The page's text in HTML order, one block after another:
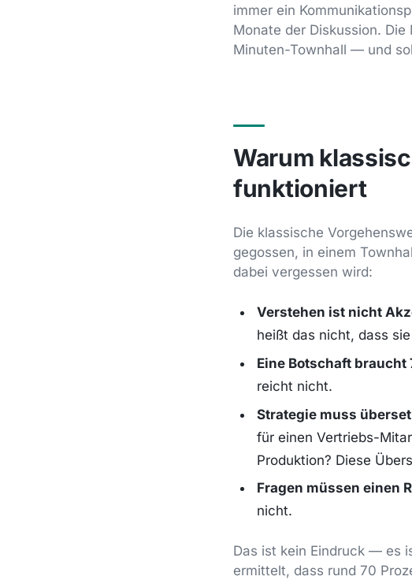
immer ein
Monate der Diskussion.
Minuten-Townhall — und
Warum
funktioniert
Die klassische
gegossen, in einem
dabei vergessen wird:
Verstehen ist nicht
heißt das nicht, dass
Eine Botschaft braucht
reicht nicht.
Strategie muss
für einen Vertriebs-
Produktion? Diese
Fragen müssen einen
nicht.
Das ist kein Eindruck — es
ermittelt, dass rund 70